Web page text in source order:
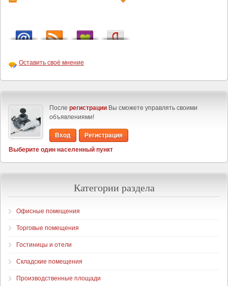
Оставить своё мнение
После регистрации Вы сможете управлять своими
объявлениями!
Вход
Регистрация
Выберите один населенный пункт
Категории раздела
Офисные помещения
Торговые помещения
Гостиницы и отели
Складские помещения
Производственные площади